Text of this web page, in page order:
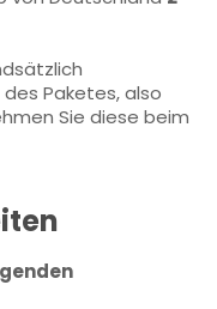
des Paketes, also
Sie diese beim